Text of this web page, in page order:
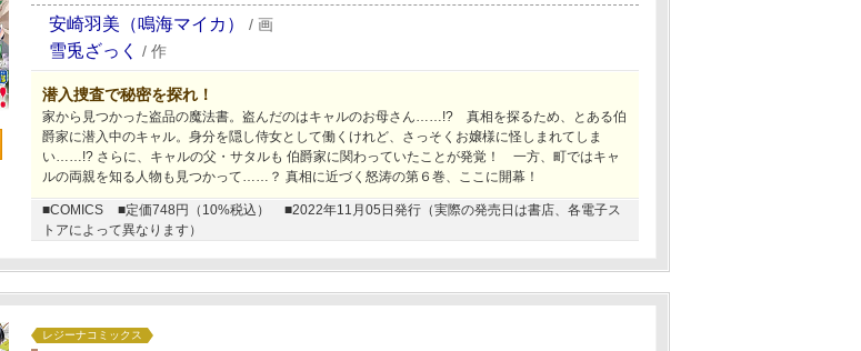
安崎羽美（鳴海マイカ） / 画
雪兎ざっく / 作
潜入捜査で秘密を探れ！
家から見つかった盗品の魔法書。盗んだのはキャルのお母さん……!? 真相を探るため、とある伯
爵家に潜入中のキャル。身分を隠し侍女として働くけれど、さっそくお嬢様に怪しまれてしま
い……!? さらに、キャルの父・サタルも 伯爵家に関わっていたことが発覚！ 一方、町ではキャ
ルの両親を知る人物も見つかって……？ 真相に近づく怒涛の第６巻、ここに開幕！
■COMICS ■定価748円（10%税込）
■2022年11月05日発行（実際の発売日は書店、各電子ス
トアによって異なります）
レジーナコミックス